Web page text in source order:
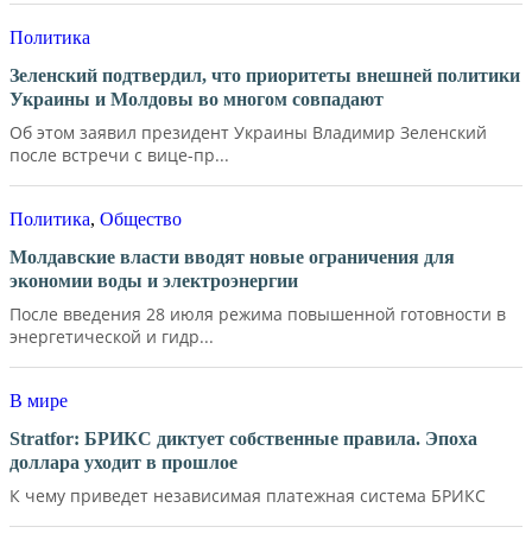
Политика
Зеленский подтвердил, что приоритеты внешней политики
Украины и Молдовы во многом совпадают
Об этом заявил президент Украины Владимир Зеленский
после встречи с вице-пр...
Политика, Общество
Молдавские власти вводят новые ограничения для
экономии воды и электроэнергии
После введения 28 июля режима повышенной готовности в
энергетической и гидр...
В мире
Stratfor: БРИКС диктует собственные правила. Эпоха
доллара уходит в прошлое
К чему приведет независимая платежная система БРИКС